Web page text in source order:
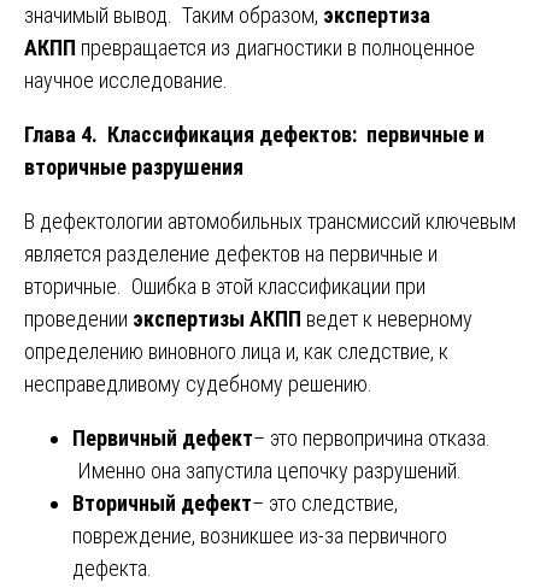
значимый вывод. Таким образом, экспертиза
АКПП превращается из диагностики в полноценное
научное исследование.
Глава 4. Классификация дефектов: первичные и
вторичные разрушения
В дефектологии автомобильных трансмиссий ключевым
является разделение дефектов на первичные и
вторичные. Ошибка в этой классификации при
проведении экспертизы АКПП ведет к неверному
определению виновного лица и, как следствие, к
несправедливому судебному решению.
Первичный дефект– это первопричина отказа.
Именно она запустила цепочку разрушений.
Вторичный дефект– это следствие,
повреждение, возникшее из-за первичного
дефекта.